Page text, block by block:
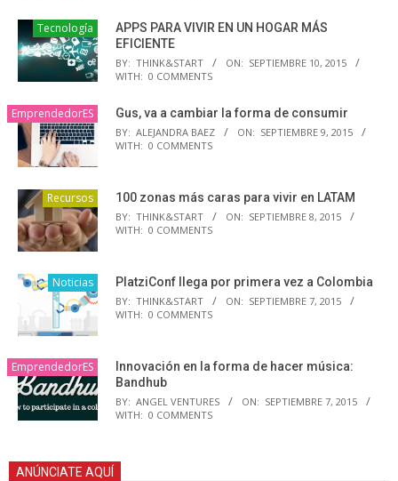
Tecnología
APPS PARA VIVIR EN UN HOGAR MÁS
EFICIENTE
BY: THINK&START ON: SEPTIEMBRE 10, 2015
WITH: 0 COMMENTS
EmprendedorES Gus, va a cambiar la forma de consumir
BY: ALEJANDRA BAEZ ON: SEPTIEMBRE 9, 2015
WITH: 0 COMMENTS
Recursos 100 zonas más caras para vivir en LATAM
BY: THINK&START ON: SEPTIEMBRE 8, 2015
WITH: 0 COMMENTS
Noticias PlatziConf llega por primera vez a Colombia
BY: THINK&START ON: SEPTIEMBRE 7, 2015
WITH: 0 COMMENTS
EmprendedorES
Innovación en la forma de hacer música:
Bandhub
BY: ANGEL VENTURES ON: SEPTIEMBRE 7, 2015
WITH: 0 COMMENTS
ANÚNCIATE AQUÍ